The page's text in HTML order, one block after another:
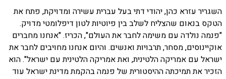
השגריר עזרא כהן, יהודי דתי בעל עברית עשירה ומדויקת, פתח את
הטקס בנאום שהצליח לשלב בין פיוטיות לטון דיפלומטי מדויק.
"פנמה נולדה עם משימה לחבר את העולם", הכריז. "אנחנו מחברים
אוקיינוסים, מסחר, תרבויות ואנשים. והיום אנחנו מחויבים לחבר את
ישראל עם אמריקה הלטינית, ואת אמריקה הלטינית עם ישראל". הוא
הזכיר את תמיכתה ההיסטורית של פנמה בהקמת מדינת ישראל עוד